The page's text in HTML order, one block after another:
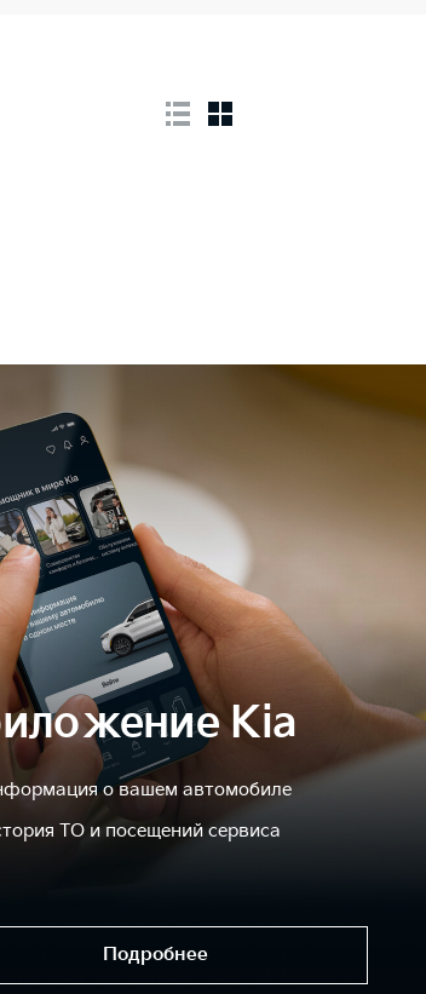
Kia
о вашем автомобиле
ТО и посещений сервиса
Подробнее